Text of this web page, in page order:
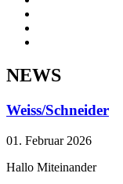
NEWS
Weiss/Schneider
01. Februar 2026
Hallo Miteinander